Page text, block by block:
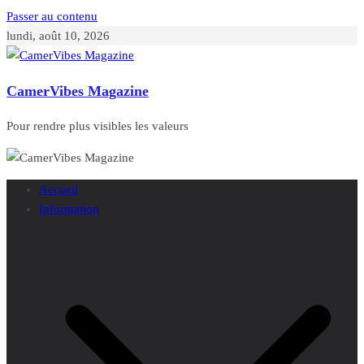
Passer au contenu
lundi, août 10, 2026
CamerVibes Magazine
Pour rendre plus visibles les valeurs
Accueil
Information